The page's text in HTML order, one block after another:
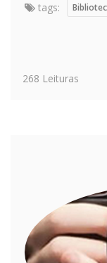
tags:
268 Leituras